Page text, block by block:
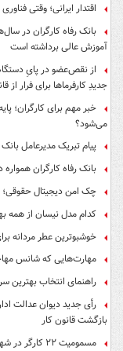
اقتدار ایرانی؛ وقتی
بانک رفاه کارگران در
آموزش عالی برداشته است
از نقص‌عضو در پایِ
جدیدِ کارفرماها برای فرار
خبر مهم برای کارگران؛
می‌شود؟
پیام تبریک مدیرعامل
بانک رفاه کارگران
چک امن دیجیتال حقوقی؛
کدام مدل نیسان از همه
خوشبوترین عطر مردانه
مهارت‌هایی که شانس
راهنمای انتخاب بهترین
رأی جدید دیوان عدالت
بازگشت قانون کار
مسمومیت ۲۲ کارگر در شهرک صنعتی سعیدآباد گلپایگان بر اثر نشت گاز کلر